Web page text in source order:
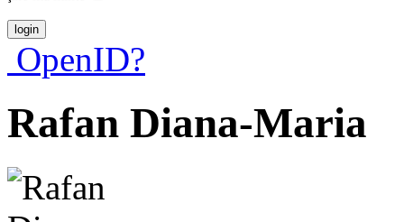
OpenID?
Rafan Diana-Maria